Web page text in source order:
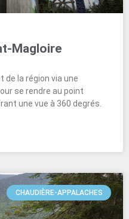
Magloire
de la région via une
se rendre au point
une vue à 360 degrés.
CHAUDIÈRE-APPALACHES